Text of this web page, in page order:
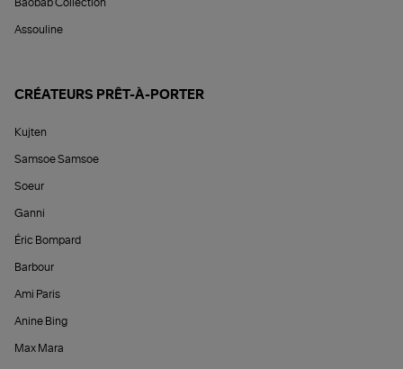
Baobab Collection
Assouline
CRÉATEURS PRÊT-À-PORTER
Kujten
Samsoe Samsoe
Soeur
Ganni
Éric Bompard
Barbour
Ami Paris
Anine Bing
Max Mara